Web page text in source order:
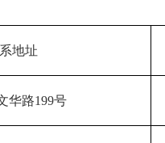
地址
华路199号